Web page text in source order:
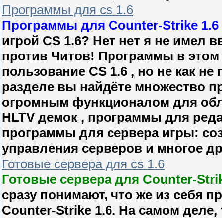
Программы для cs 1.6
Программы для Counter-Strike 1.6
игрой CS 1.6? Нет нет я не имел
против Читов! Программы в этом
пользование CS 1.6 , но не как
разделе вы найдёте множество
огромным функционалом для
HLTV демок , программы для
программы для сервера игры:
управления серверов и многое
Готовые сервера для cs 1.6
Готовые сервера для Counter-
сразу понимают, что же из себя
Counter-Strike 1.6. На самом